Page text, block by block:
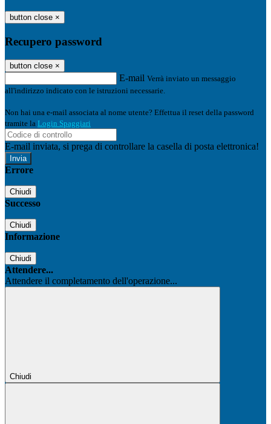
button close ×
Recupero password
button close ×
E-mail Verrà inviato un messaggio
all'indirizzo indicato con le istruzioni necessarie.
Non hai una e-mail associata al nome utente? Effettua il reset della password
tramite la Login Spaggiari
E-mail inviata, si prega di controllare la casella di posta elettronica!
Errore
Chiudi
Successo
Chiudi
Informazione
Chiudi
Attendere...
Attendere il completamento dell'operazione...
Chiudi